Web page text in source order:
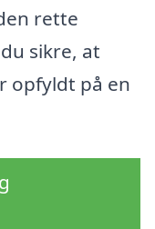
rette
sikre, at
opfyldt på en